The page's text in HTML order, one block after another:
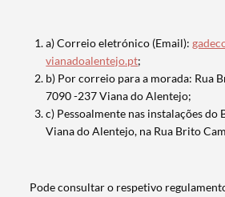
a) Correio eletrónico (Email):
vianadoalentejo.pt;
b) Por correio para a morada: Rua
7090 -237 Viana do Alentejo;
c) Pessoalmente nas instalações do
Viana do Alentejo, na Rua Brito
Pode consultar o respetivo